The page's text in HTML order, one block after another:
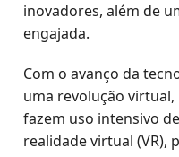
inovadores, além de
engajada.
Com o avanço da
uma revolução
fazem uso intensivo
realidade virtual (VR),